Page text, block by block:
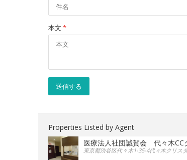
本文 *
送信する
Properties Listed by Agent
医療法人社団誠賀会 代々木CC
東京都渋谷区代々木1-35-4代々木クリス